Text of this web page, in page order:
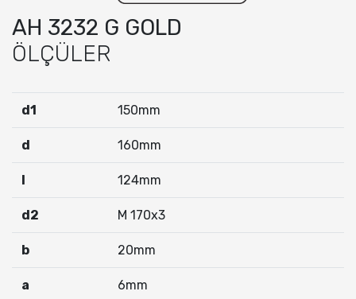
AH 3232 G GOLD
ÖLÇÜLER
d1 150mm
d 160mm
I 124mm
d2 M 170x3
b 20mm
a 6mm